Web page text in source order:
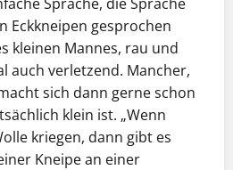
Eckkneipen gesprochen
kleinen Mannes, rau und
auch verletzend. Mancher,
sich dann gerne schon
klein ist. „Wenn
kriegen, dann gibt es
Kneipe an einer